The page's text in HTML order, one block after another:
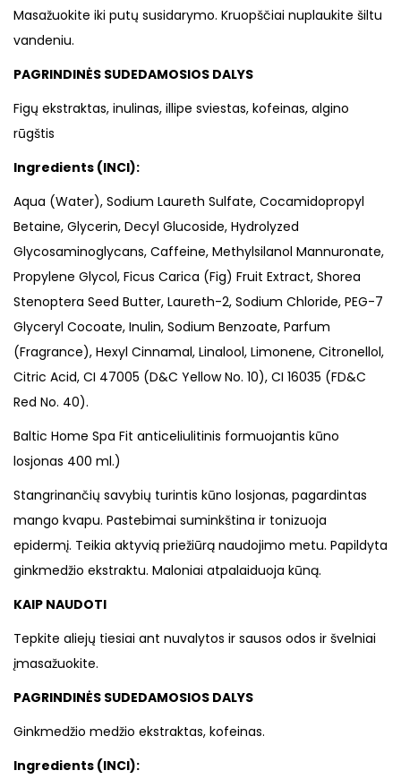
Masažuokite iki putų susidarymo. Kruopščiai nuplaukite šiltu
vandeniu.
PAGRINDINĖS SUDEDAMOSIOS DALYS
Figų ekstraktas, inulinas, illipe sviestas, kofeinas, algino
rūgštis
Ingredients (INCI):
Aqua (Water), Sodium Laureth Sulfate, Cocamidopropyl
Betaine, Glycerin, Decyl Glucoside, Hydrolyzed
Glycosaminoglycans, Caffeine, Methylsilanol Mannuronate,
Propylene Glycol, Ficus Carica (Fig) Fruit Extract, Shorea
Stenoptera Seed Butter, Laureth-2, Sodium Chloride, PEG-7
Glyceryl Cocoate, Inulin, Sodium Benzoate, Parfum
(Fragrance), Hexyl Cinnamal, Linalool, Limonene, Citronellol,
Citric Acid, CI 47005 (D&C Yellow No. 10), CI 16035 (FD&C
Red No. 40).
Baltic Home Spa Fit anticeliulitinis formuojantis kūno
losjonas 400 ml.)
Stangrinančių savybių turintis kūno losjonas, pagardintas
mango kvapu. Pastebimai suminkština ir tonizuoja
epidermį. Teikia aktyvią priežiūrą naudojimo metu. Papildyta
ginkmedžio ekstraktu. Maloniai atpalaiduoja kūną.
KAIP NAUDOTI
Tepkite aliejų tiesiai ant nuvalytos ir sausos odos ir švelniai
įmasažuokite.
PAGRINDINĖS SUDEDAMOSIOS DALYS
Ginkmedžio medžio ekstraktas, kofeinas.
Ingredients (INCI):